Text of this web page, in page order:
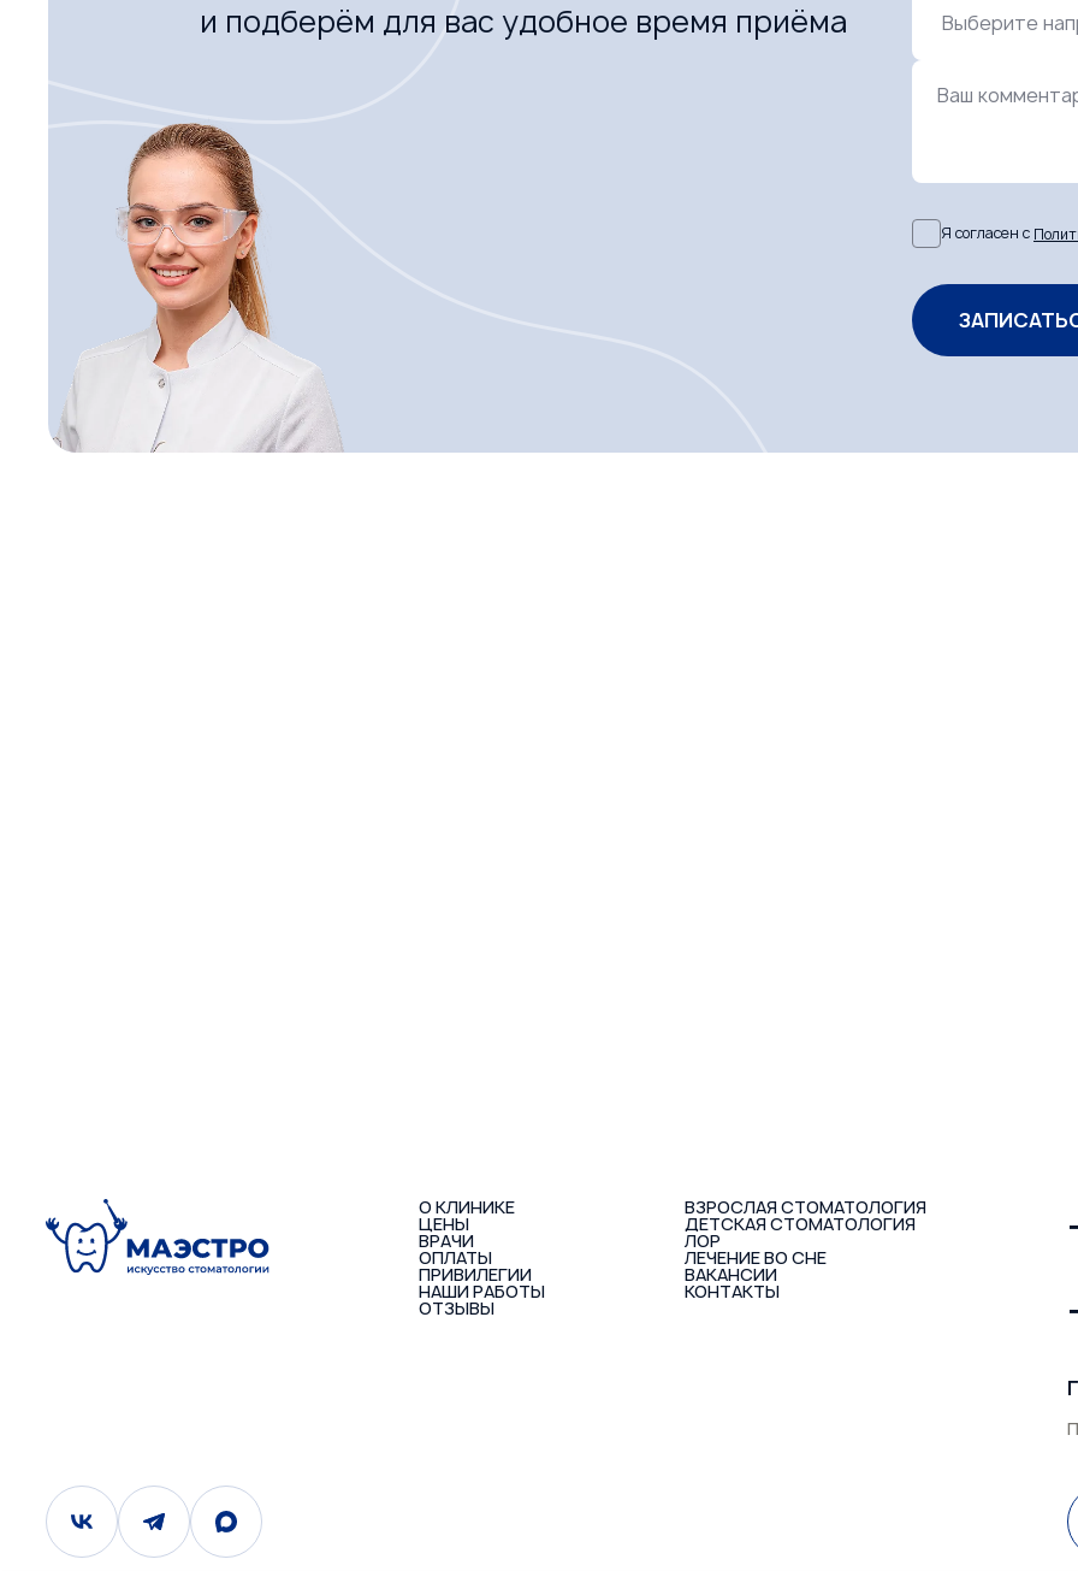
и подберём для вас удобное время приёма
Ваш
Я согласен с
О КЛИНИКЕ
ЦЕНЫ
ВРАЧИ
ОПЛАТЫ
ПРИВИЛЕГИИ
НАШИ РАБОТЫ
ОТЗЫВЫ
ВЗРОСЛАЯ СТОМАТОЛОГИЯ
ДЕТСКАЯ СТОМАТОЛОГИЯ
ЛОР
ЛЕЧЕНИЕ ВО СНЕ
ВАКАНСИИ
КОНТАКТЫ